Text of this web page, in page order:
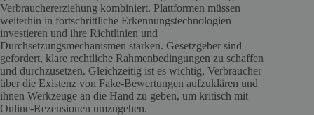
Verbrauchererziehung kombiniert. Plattformen müssen
weiterhin in fortschrittliche Erkennungstechnologien
investieren und ihre Richtlinien und
Durchsetzungsmechanismen stärken. Gesetzgeber sind
gefordert, klare rechtliche Rahmenbedingungen zu schaffen
und durchzusetzen. Gleichzeitig ist es wichtig, Verbraucher
über die Existenz von Fake-Bewertungen aufzuklären und
ihnen Werkzeuge an die Hand zu geben, um kritisch mit
Online-Rezensionen umzugehen.